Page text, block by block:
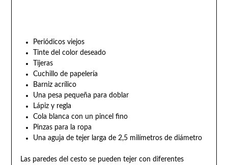
Periódicos viejos
Tinte del color deseado
Tijeras
Cuchillo de papelería
Barniz acrílico
Una pesa pequeña para doblar
Lápiz y regla
Cola blanca con un pincel fino
Pinzas para la ropa
Una aguja de tejer larga de 2,5 milímetros de diámetro
Las paredes del cesto se pueden tejer con diferentes